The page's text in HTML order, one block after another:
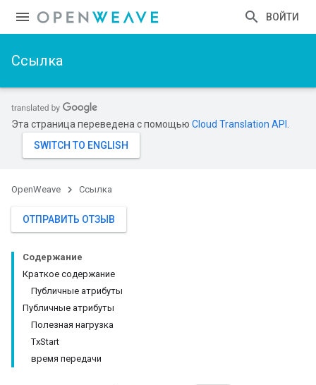
ВОЙТИ
Ссылка
Эта страница переведена с помощью Cloud Translation API
OpenWeave Ссылка
ОТПРАВИТЬ ОТЗЫВ
Содержание
Краткое содержание
Публичные атрибуты
Публичные атрибуты
Полезная нагрузка
TxStart
время передачи